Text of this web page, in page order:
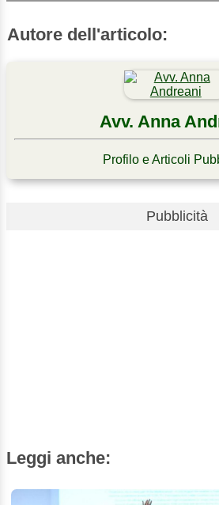
Autore dell'articolo:
Avv. Anna
Profilo e Articoli
Pubblicità
Leggi anche: